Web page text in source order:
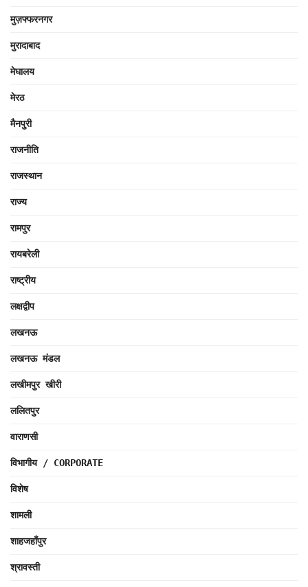
मुज़फ्फरनगर
मुरादाबाद
मेघालय
मेरठ
मैनपुरी
राजनीति
राजस्थान
राज्य
रामपुर
रायबरेली
राष्ट्रीय
लक्षद्वीप
लखनऊ
लखनऊ मंडल
लखीमपुर खीरी
ललितपुर
वाराणसी
विभागीय / CORPORATE
विशेष
शामली
शाहजहाँपुर
श्रावस्ती